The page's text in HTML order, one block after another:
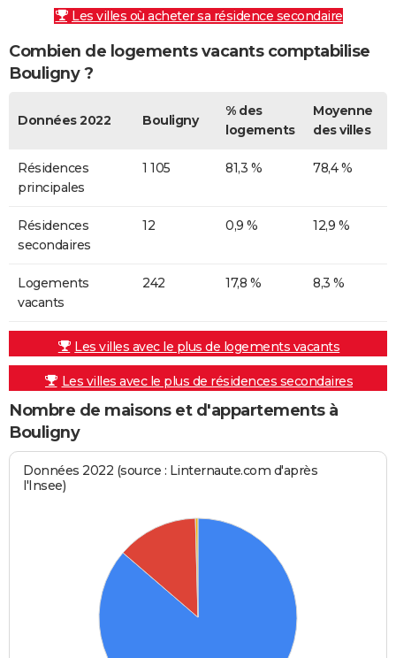
Les villes où acheter sa résidence secondaire
Combien de logements vacants comptabilise
Bouligny ?
Données 2022 Bouligny
% des
logements
Moyenne
des villes
Résidences
principales
1 105 81,3 % 78,4 %
Résidences
secondaires
12 0,9 % 12,9 %
Logements
vacants
242 17,8 % 8,3 %
Les villes avec le plus de logements vacants
Les villes avec le plus de résidences secondaires
Nombre de maisons et d'appartements à
Bouligny
Données 2022 (source : Linternaute.com d'après
l'Insee)